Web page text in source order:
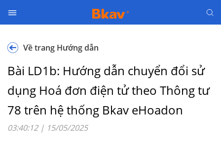
h
k
s
ố
Về trang Hướng dẫn
Bài LD1b: Hướng dẫn chuyển đổi sử
dụng Hoá đơn điện tử theo Thông tư
78 trên hệ thống Bkav eHoadon
03:40:12 | 15/05/2025